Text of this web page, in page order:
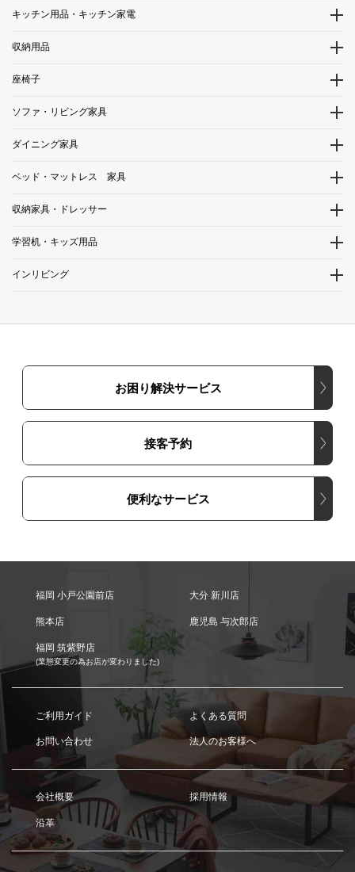
キッチン用品・キッチン家電
収納用品
座椅子
ソファ・リビング家具
ダイニング家具
ベッド・マットレス 家具
収納家具・ドレッサー
学習机・キッズ用品
インリビング
お困り解決サービス
接客予約
便利なサービス
福岡 小戸公園前店 大分 新川店
熊本店 鹿児島 与次郎店
福岡 筑紫野店
(業態変更の為お店が変わりました)
ご利用ガイド よくある質問
お問い合わせ 法人のお客様へ
会社概要 採用情報
沿革